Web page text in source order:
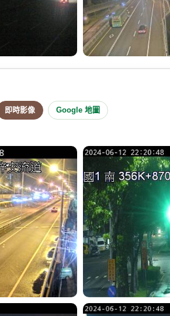
即時影像 Google 地圖